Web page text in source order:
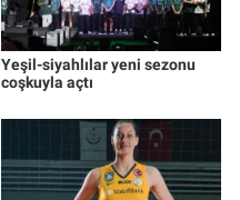
Yeşil-siyahlılar yeni sezonu
coşkuyla açtı